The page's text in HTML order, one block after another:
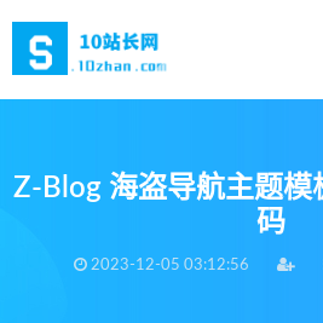
Z-Blog 海盗导航主题模
码
2023-12-05 03:12:56